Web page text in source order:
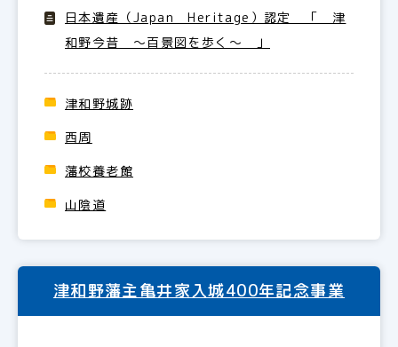
日本遺産（Japan Heritage）認定 「 津
和野今昔 ～百景図を歩く～ 」
津和野城跡
西周
藩校養老館
山陰道
津和野藩主亀井家入城400年記念事業